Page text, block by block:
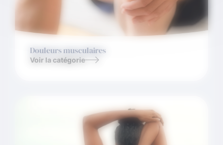
Douleurs musculaires
Voir la catégorie